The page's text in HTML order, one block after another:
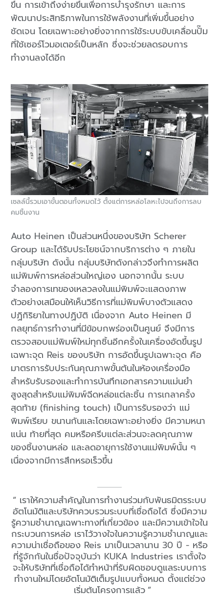
ขึ้น การเข้าถึงง่ายขึ้นเพื่อการบำรุงรักษา และการ
พัฒนาประสิทธิภาพในการใช้พลังงานที่เพิ่มขึ้นอย่าง
ชัดเจน โดยเฉพาะอย่างยิ่งจากการใช้ระบบขับเคลื่อนปั๊ม
ที่ใช้เซอร์โวมอเตอร์เป็นหลัก ซึ่งจะช่วยลดรอบการ
ทำงานลงได้อีก
Auto Heinen เป็นส่วนหนึ่งของบริษัท Scherer
Group และได้รับประโยชน์จากบริการต่าง ๆ ภายใน
กลุ่มบริษัท ดังนั้น กลุ่มบริษัทดังกล่าวจึงทำการผลิต
แม่พิมพ์การหล่อส่วนใหญ่เอง นอกจากนั้น ระบบ
จำลองการเทของเหลวลงในแม่พิมพ์จะแสดงภาพ
ตัวอย่างเสมือนให้เห็นวิธีการที่แม่พิมพ์บางตัวแสดง
ปฏิกิริยาในทางปฏิบัติ เนื่องจาก Auto Heinen มี
กลยุทธ์การทำงานที่มีข้อบกพร่องเป็นศูนย์ จึงมีการ
ตรวจสอบแม่พิมพ์ใหม่ทุกชิ้นอีกครั้งในเครื่องอัดขึ้นรูป
เฉพาะจุด Reis ของบริษัท การอัดขึ้นรูปเฉพาะจุด คือ
มาตรการรับประกันคุณภาพขั้นต้นในห้องเครื่องมือ
สำหรับรับรองและทำการบันทึกเอกสารความแม่นยำ
สูงสุดสำหรับแม่พิมพ์ฉีดหล่อแต่ละชิ้น การเกลาครั้ง
สุดท้าย (finishing touch) เป็นการรับรองว่า แม่
พิมพ์เรียบ ขนานกันและโดยเฉพาะอย่างยิ่ง มีความหนา
แน่น ท้ายที่สุด คมหรือครีบแต่ละส่วนจะลดคุณภาพ
ของชิ้นงานหล่อ และลดอายุการใช้งานแม่พิมพ์นั้น ๆ
เนื่องจากมีการสึกหรอเร็วขึ้น
เซลล์นี้รวมเอาขั้นตอนทั้งหมดไว้ ตั้งแต่การหล่อโลหะไปจนถึงการลบ
คมชิ้นงาน
เราให้ความสำคัญในการทำงานร่วมกับพันธมิตรระบบ
อัตโนมัติและบริษัทควบรวมระบบที่เชื่อถือได้ ซึ่งมีความ
รู้ความชำนาญเฉพาะทางที่เกี่ยวข้อง และมีความเข้าใจใน
กระบวนการหล่อ เราไว้วางใจในความรู้ความชำนาญและ
ความน่าเชื่อถือของ Reis มาเป็นเวลานาน 30 ปี - หรือ
ที่รู้จักกันในชื่อปัจจุบันว่า KUKA Industries เราตั้งใจ
จะให้บริษัทที่เชื่อถือได้ทำหน้าที่รับผิดชอบดูแลระบบการ
ทำงานใหม่โดยอัตโนมัติเต็มรูปแบบทั้งหมด ตั้งแต่ช่วง
เริ่มต้นโครงการแล้ว